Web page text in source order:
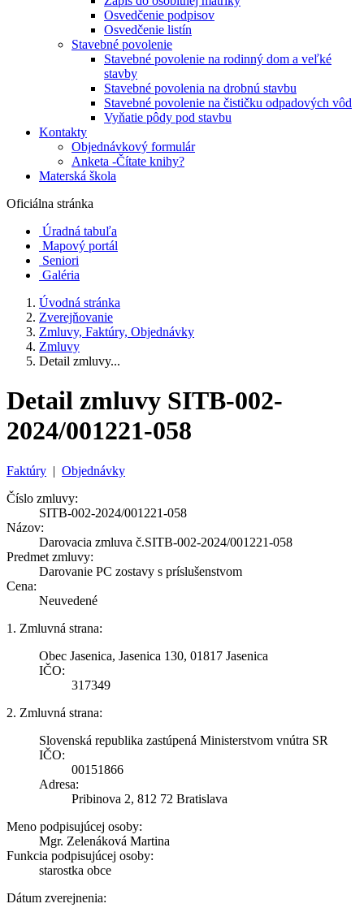
Osvedčenie podpisov
Osvedčenie listín
Stavebné povolenie
Stavebné povolenie na rodinný dom a veľké
stavby
Stavebné povolenia na drobnú stavbu
Stavebné povolenie na čističku odpadových vôd
Vyňatie pôdy pod stavbu
Kontakty
Objednávkový formulár
Anketa -Čítate knihy?
Materská škola
Oficiálna stránka
Úradná tabuľa
Mapový portál
Seniori
Galéria
Úvodná stránka
Zverejňovanie
Zmluvy, Faktúry, Objednávky
Zmluvy
Detail zmluvy...
Detail zmluvy SITB-002-
2024/001221-058
Faktúry | Objednávky
Číslo zmluvy:
SITB-002-2024/001221-058
Názov:
Darovacia zmluva č.SITB-002-2024/001221-058
Predmet zmluvy:
Darovanie PC zostavy s príslušenstvom
Cena:
Neuvedené
1. Zmluvná strana:
Obec Jasenica, Jasenica 130, 01817 Jasenica
IČO:
317349
2. Zmluvná strana:
Slovenská republika zastúpená Ministerstvom vnútra SR
IČO:
00151866
Adresa:
Pribinova 2, 812 72 Bratislava
Meno podpisujúcej osoby:
Mgr. Zelenáková Martina
Funkcia podpisujúcej osoby:
starostka obce
Dátum zverejnenia: